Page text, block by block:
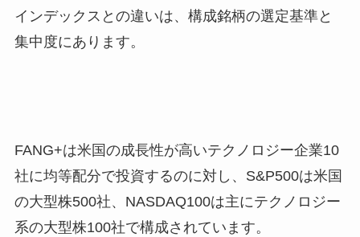
インデックスとの違いは、構成銘柄の選定基準と
集中度にあります。
FANG+は米国の成長性が高いテクノロジー企業10
社に均等配分で投資するのに対し、S&P500は米国
の大型株500社、NASDAQ100は主にテクノロジー
系の大型株100社で構成されています。